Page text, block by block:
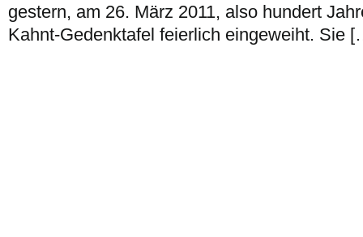
gestern, am 26. März 2011, also hundert
Kahnt-Gedenktafel feierlich eingeweiht. Sie